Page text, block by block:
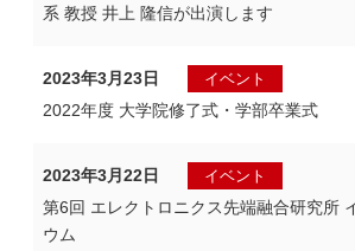
系 教授 井上 隆信が出演します
2023年3月23日 イベント
2022年度 大学院修了式・学部卒業式
2023年3月22日 イベント
第6回 エレクトロニクス先端融合研究所
ウム